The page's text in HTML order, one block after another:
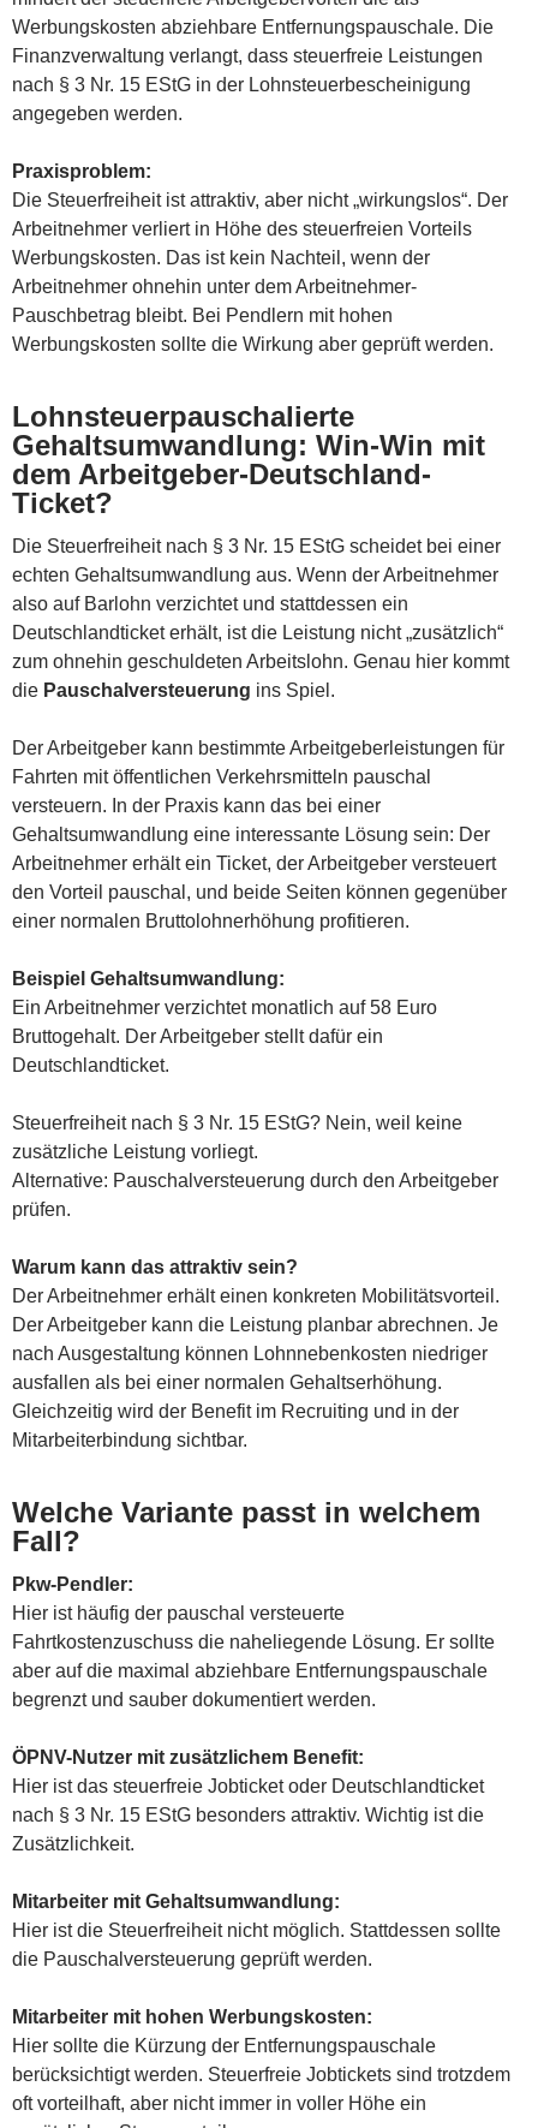
Werbungskosten abziehbare Entfernungspauschale. Die
Finanzverwaltung verlangt, dass steuerfreie Leistungen
nach § 3 Nr. 15 EStG in der Lohnsteuerbescheinigung
angegeben werden.
Praxisproblem:
Die Steuerfreiheit ist attraktiv, aber nicht „wirkungslos“. Der
Arbeitnehmer verliert in Höhe des steuerfreien Vorteils
Werbungskosten. Das ist kein Nachteil, wenn der
Arbeitnehmer ohnehin unter dem Arbeitnehmer-
Pauschbetrag bleibt. Bei Pendlern mit hohen
Werbungskosten sollte die Wirkung aber geprüft werden.
Lohnsteuerpauschalierte
Gehaltsumwandlung: Win-Win mit
dem Arbeitgeber-Deutschland-
Ticket?
Die Steuerfreiheit nach § 3 Nr. 15 EStG scheidet bei einer
echten Gehaltsumwandlung aus. Wenn der Arbeitnehmer
also auf Barlohn verzichtet und stattdessen ein
Deutschlandticket erhält, ist die Leistung nicht „zusätzlich“
zum ohnehin geschuldeten Arbeitslohn. Genau hier kommt
die Pauschalversteuerung ins Spiel.
Der Arbeitgeber kann bestimmte Arbeitgeberleistungen für
Fahrten mit öffentlichen Verkehrsmitteln pauschal
versteuern. In der Praxis kann das bei einer
Gehaltsumwandlung eine interessante Lösung sein: Der
Arbeitnehmer erhält ein Ticket, der Arbeitgeber versteuert
den Vorteil pauschal, und beide Seiten können gegenüber
einer normalen Bruttolohnerhöhung profitieren.
Beispiel Gehaltsumwandlung:
Ein Arbeitnehmer verzichtet monatlich auf 58 Euro
Bruttogehalt. Der Arbeitgeber stellt dafür ein
Deutschlandticket.
Steuerfreiheit nach § 3 Nr. 15 EStG? Nein, weil keine
zusätzliche Leistung vorliegt.
Alternative: Pauschalversteuerung durch den Arbeitgeber
prüfen.
Warum kann das attraktiv sein?
Der Arbeitnehmer erhält einen konkreten Mobilitätsvorteil.
Der Arbeitgeber kann die Leistung planbar abrechnen. Je
nach Ausgestaltung können Lohnnebenkosten niedriger
ausfallen als bei einer normalen Gehaltserhöhung.
Gleichzeitig wird der Benefit im Recruiting und in der
Mitarbeiterbindung sichtbar.
Welche Variante passt in welchem
Fall?
Pkw-Pendler:
Hier ist häufig der pauschal versteuerte
Fahrtkostenzuschuss die naheliegende Lösung. Er sollte
aber auf die maximal abziehbare Entfernungspauschale
begrenzt und sauber dokumentiert werden.
ÖPNV-Nutzer mit zusätzlichem Benefit:
Hier ist das steuerfreie Jobticket oder Deutschlandticket
nach § 3 Nr. 15 EStG besonders attraktiv. Wichtig ist die
Zusätzlichkeit.
Mitarbeiter mit Gehaltsumwandlung:
Hier ist die Steuerfreiheit nicht möglich. Stattdessen sollte
die Pauschalversteuerung geprüft werden.
Mitarbeiter mit hohen Werbungskosten:
Hier sollte die Kürzung der Entfernungspauschale
berücksichtigt werden. Steuerfreie Jobtickets sind trotzdem
oft vorteilhaft, aber nicht immer in voller Höhe ein